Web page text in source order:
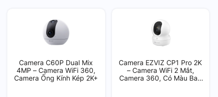
Camera C60P Dual Mix
4MP – Camera WiFi 360,
Camera Ống Kính Kép 2K+
Camera EZVIZ CP1 Pro 2K
– Camera WiFi 2 Mắt,
Camera 360, Có Màu Ban